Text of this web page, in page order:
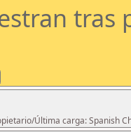
tras
Última carga: Spanish